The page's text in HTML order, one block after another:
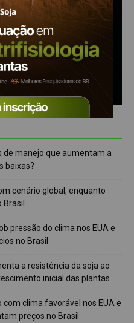
de manejo que aumentam a
baixas?
cenário global, enquanto
pressão do clima nos EUA e
no Brasil
a resistência da soja ao
inicial das plantas
clima favorável nos EUA e
preços no Brasil